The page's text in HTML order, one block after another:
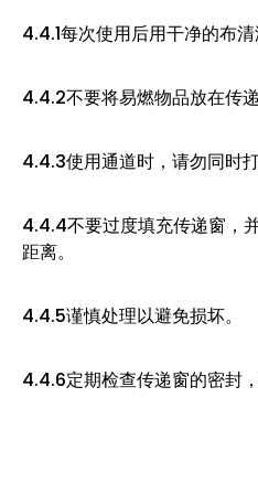
4.4.1每次使用后用干净的布清
4.4.2不要将易燃物品放在传递
4.4.3使用通道时，请勿同时打
4.4.4不要过度填充传递窗，
距离。
4.4.5谨慎处理以避免损坏。
4.4.6定期检查传递窗的密封